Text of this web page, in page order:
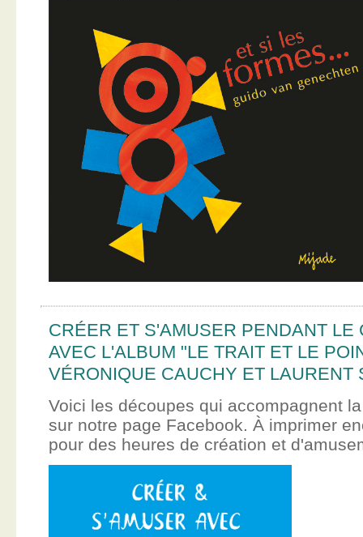
CRÉER ET S'AMUSER PENDANT LE
AVEC L'ALBUM "LE TRAIT ET LE
VÉRONIQUE CAUCHY ET LAURENT
Voici les découpes qui accompagnent
sur notre page Facebook. À imprimer
pour des heures de création et